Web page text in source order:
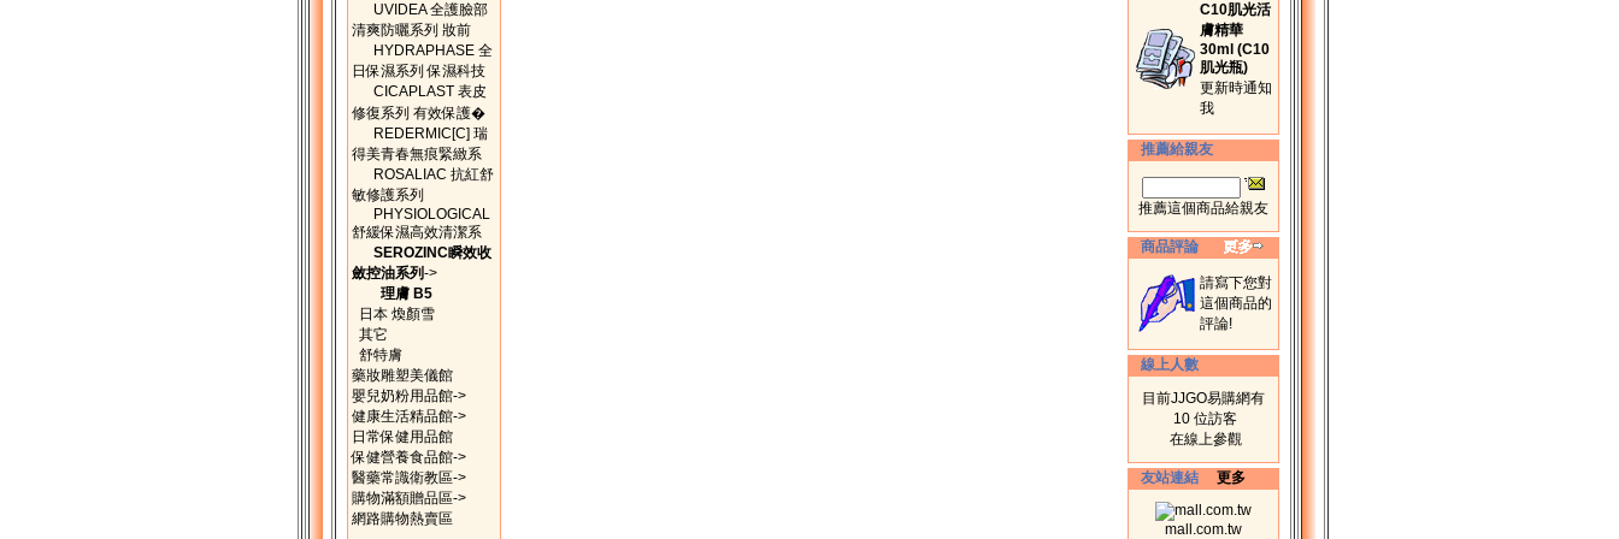
UVIDEA 全護臉部
清爽防曬系列 妝前
HYDRAPHASE 全
日保濕系列 保濕科技
CICAPLAST 表皮
修復系列 有效保護�
REDERMIC[C] 瑞
得美青春無痕緊緻系
ROSALIAC 抗紅舒
敏修護系列
PHYSIOLOGICAL
舒緩保濕高效清潔系
SEROZINC瞬效收
斂控油系列->
理膚 B5
日本 煥顏雪
其它
舒特膚
藥妝雕塑美儀館
嬰兒奶粉用品館->
健康生活精品館->
日常保健用品館
保健營養食品館->
醫藥常識衛教區->
購物滿額贈品區->
網路購物熱賣區
C10肌光活
膚精華
30ml (C10
肌光瓶)
更新時通知
我
推薦給親友
推薦這個商品給親友
商品評論
請寫下您對
這個商品的
評論!
線上人數
目前JJGO易購網有
10 位訪客
在線上參觀
友站連結 更多
mall.com.tw